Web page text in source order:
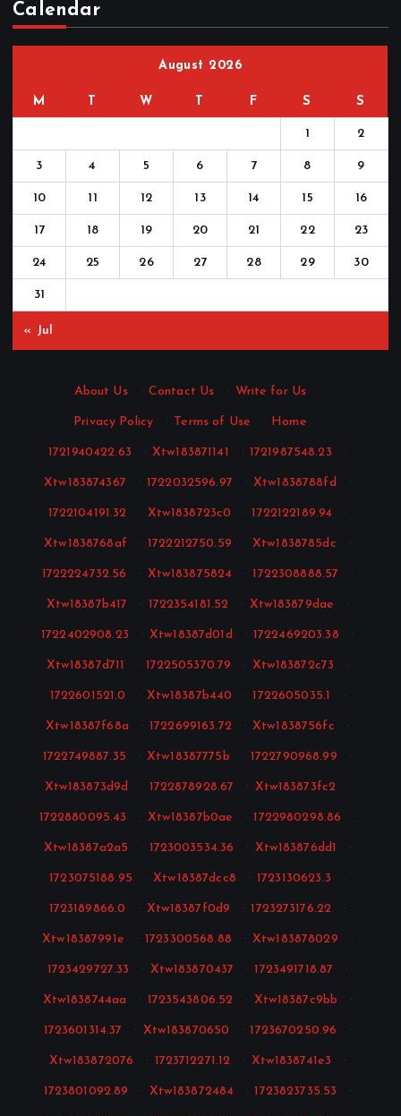
Calendar
August 2026
M T W T F S S
1 2
3 4 5 6 7 8 9
10 11 12 13 14 15 16
17 18 19 20 21 22 23
24 25 26 27 28 29 30
31
« Jul
About Us · Contact Us · Write for Us ·
Privacy Policy · Terms of Use · Home ·
1721940422.63 · Xtw183871141 · 1721987548.23 ·
Xtw183874367 · 1722032596.97 · Xtw1838788fd ·
1722104191.32 · Xtw1838723c0 · 1722122189.94 ·
Xtw1838768af · 1722212750.59 · Xtw1838785dc ·
1722224732.56 · Xtw183875824 · 1722308888.57 ·
Xtw18387b417 · 1722354181.52 · Xtw183879dae ·
1722402908.23 · Xtw18387d01d · 1722469203.38 ·
Xtw18387d711 · 1722505370.79 · Xtw183872c73 ·
1722601521.0 · Xtw18387b440 · 1722605035.1 ·
Xtw18387f68a · 1722699163.72 · Xtw1838756fc ·
1722749887.35 · Xtw18387775b · 1722790968.99 ·
Xtw183873d9d · 1722878928.67 · Xtw183873fc2 ·
1722880095.43 · Xtw18387b0ae · 1722980298.86 ·
Xtw18387a2a5 · 1723003534.36 · Xtw183876dd1 ·
1723075188.95 · Xtw18387dcc8 · 1723130623.3 ·
1723189866.0 · Xtw18387f0d9 · 1723273176.22 ·
Xtw18387991e · 1723300568.88 · Xtw183878029 ·
1723429727.33 · Xtw183870437 · 1723491718.87 ·
Xtw1838744aa · 1723543806.52 · Xtw18387c9bb ·
1723601314.37 · Xtw183870650 · 1723670250.96 ·
Xtw183872076 · 1723712271.12 · Xtw1838741e3 ·
1723801092.89 · Xtw183872484 · 1723823735.53 ·